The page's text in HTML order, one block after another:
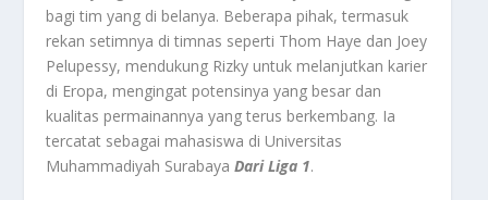
bagi tim yang di belanya.​ Beberapa pihak, termasuk
rekan setimnya di timnas seperti Thom Haye dan Joey
Pelupessy, mendukung Rizky untuk melanjutkan karier
di Eropa, mengingat potensinya yang besar dan
kualitas permainannya yang terus berkembang. Ia
tercatat sebagai mahasiswa di Universitas
Muhammadiyah Surabaya Dari Liga 1.